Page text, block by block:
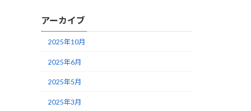
アーカイブ
2025年10月
2025年6月
2025年5月
2025年3月